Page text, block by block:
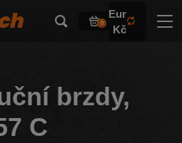
0
Eur
Kč
brzdy,
C